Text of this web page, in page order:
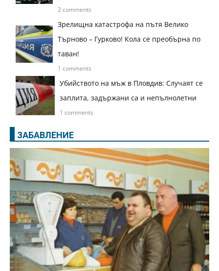
2 comments
Зрелищна катастрофа на пътя Велико
Търново – Гурково! Кола се преобърна по
таван!
1 comments
Убийството на мъж в Пловдив: Случаят се
заплита, задържани са и непълнолетни
1 comments
ЗАБАВЛЕНИЕ